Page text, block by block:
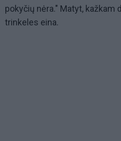
pokyčių nėra." Matyt, kažkam
trinkeles eina.